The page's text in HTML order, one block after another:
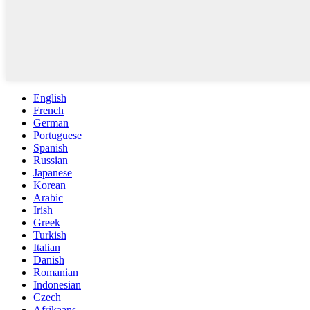
English
French
German
Portuguese
Spanish
Russian
Japanese
Korean
Arabic
Irish
Greek
Turkish
Italian
Danish
Romanian
Indonesian
Czech